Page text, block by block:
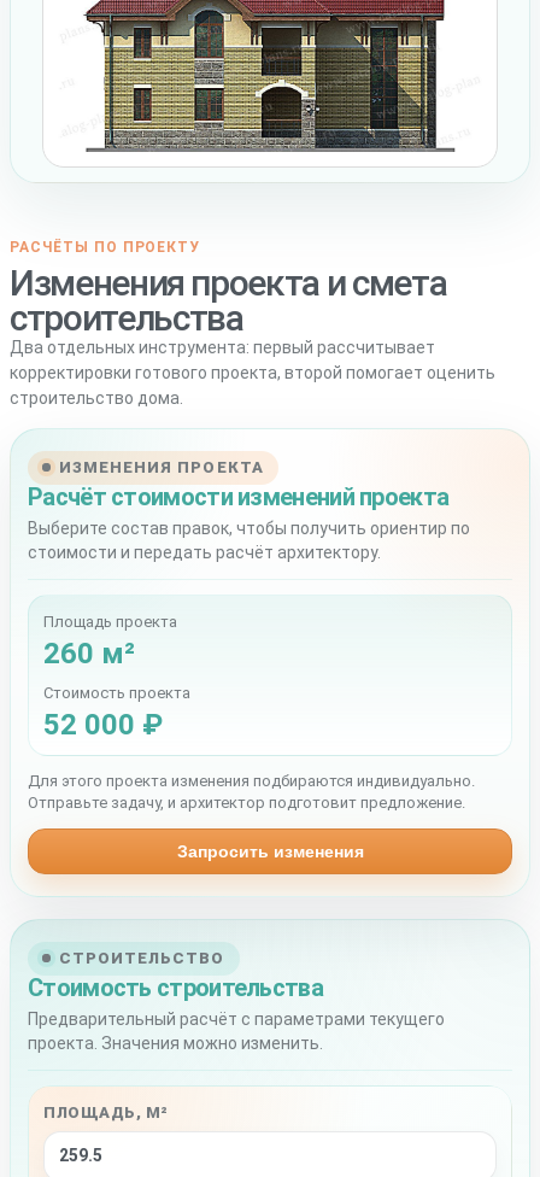
РАСЧЁТЫ ПО ПРОЕКТУ
Изменения проекта и смета
строительства
Два отдельных инструмента: первый рассчитывает
корректировки готового проекта, второй помогает оценить
строительство дома.
СТРОИТЕЛЬСТВО
Стоимость строительства
Предварительный расчёт с параметрами текущего
проекта. Значения можно изменить.
ПЛОЩАДЬ, М²
ИЗМЕНЕНИЯ ПРОЕКТА
Расчёт стоимости изменений проекта
Выберите состав правок, чтобы получить ориентир по
стоимости и передать расчёт архитектору.
Площадь проекта
260 м²
Стоимость проекта
52 000 ₽
Для этого проекта изменения подбираются индивидуально.
Отправьте задачу, и архитектор подготовит предложение.
Запросить изменения